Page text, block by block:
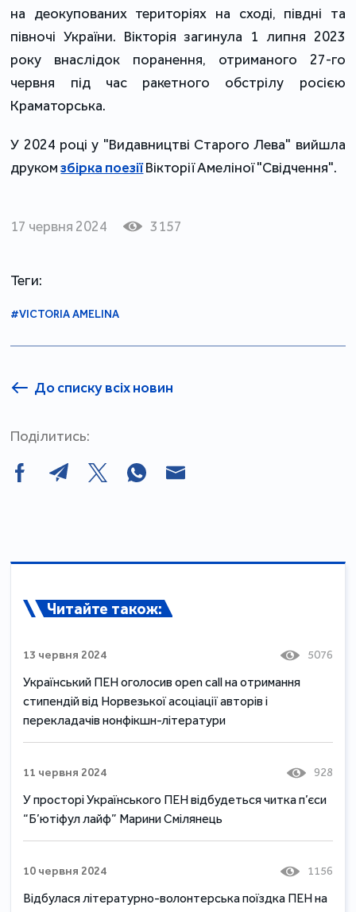
на деокупованих територіях на сході, півдні та
півночі України. Вікторія загинула 1 липня 2023
року внаслідок поранення, отриманого 27-го
червня під час ракетного обстрілу росією
Краматорська.
У 2024 році у "Видавництві Старого Лева" вийшла
друкомзбірка поезіїВікторії Амеліної "Свідчення".
17 червня 2024 3157
Теги:
#VICTORIA AMELINA
До списку всіх новин
Поділитись:
Читайте також:
13 червня 2024 5076
Український ПЕН оголосив open call на отримання
стипендій від Норвезької асоціації авторів і
перекладачів нонфікшн-літератури
11 червня 2024 928
У просторі Українського ПЕН відбудеться читка п’єси
“Б’ютіфул лайф” Марини Смілянець
10 червня 2024 1156
Відбулася літературно-волонтерська поїздка ПЕН на